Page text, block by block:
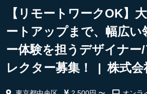
【リモートワークOK】
ートアップまで、幅広い
ー体験を担うデザイナー
レクター募集！ | 株式会